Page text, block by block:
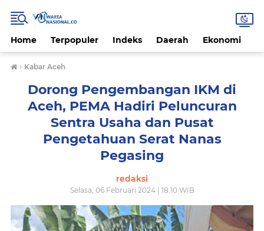
Home Terpopuler Indeks Daerah Ekonomi
› Kabar Aceh
Dorong Pengembangan IKM di
Aceh, PEMA Hadiri Peluncuran
Sentra Usaha dan Pusat
Pengetahuan Serat Nanas
Pegasing
redaksi
Selasa, 06 Februari 2024 | 18.10 WIB